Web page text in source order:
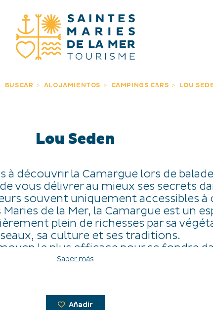
BUSCAR ALOJAMIENTOS CAMPINGS CARS LOU
Lou Seden
à découvrir la Camargue lors de
vous délivrer au mieux ses secrets
souvent uniquement accessibles à
Maries de la Mer, la Camargue est un
plein de richesses par sa
sa culture et ses traditions.
le plus efficace pour se fondre
l'admirer et la comprendre.
Saber más
Añadir